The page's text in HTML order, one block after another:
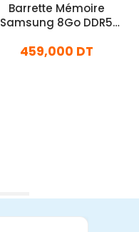
Barrette Mémoire
Samsung 8Go DDR5
459,000 DT